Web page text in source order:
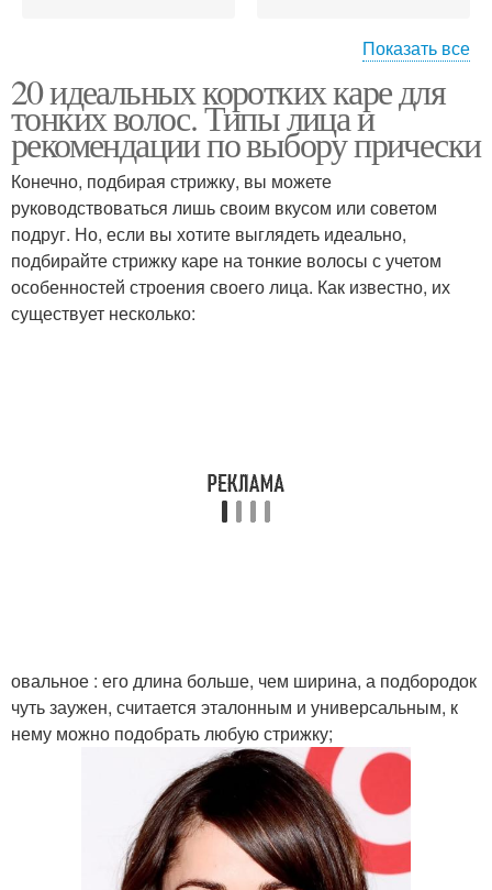
волосы
Каскадное каре
Тонкие волосы Волосы до и
Показать все
20 идеальных коротких каре для
тонких волос. Типы лица и
рекомендации по выбору прически
Конечно, подбирая стрижку, вы можете
руководствоваться лишь своим вкусом или советом
подруг. Но, если вы хотите выглядеть идеально,
подбирайте стрижку каре на тонкие волосы с учетом
особенностей строения своего лица. Как известно, их
существует несколько:
овальное : его длина больше, чем ширина, а подбородок
чуть заужен, считается эталонным и универсальным, к
нему можно подобрать любую стрижку;